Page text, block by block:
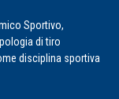
Sportivo,
di tiro
disciplina sportiva